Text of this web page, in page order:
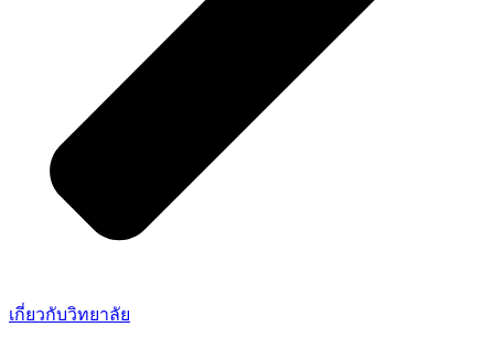
เกี่ยวกับวิทยาลัย